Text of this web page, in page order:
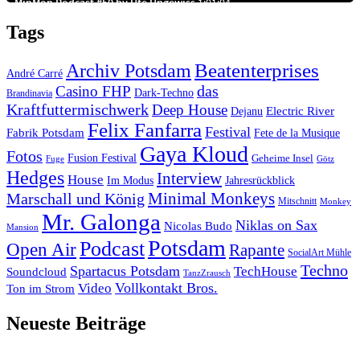
Tags
André Carré Archiv Potsdam Beatenterprises
Brandinavia Casino FHP Dark-Techno das
KraftfuttermischwerkDeep House Dejanu Electric River
Fabrik Potsdam Felix Fanfarra Festival Fete de la Musique
Fotos Fuge Fusion Festival Gaya Kloud Geheime Insel Götz
Hedges House Im Modus Interview Jahresrückblick
Marschall und König Minimal Monkeys Mitschnitt Monkey
Mansion Mr. Galonga Nicolas Budo Niklas on Sax
Open AirPodcastPotsdam Rapante SocialArt Mühle
Soundcloud Spartacus Potsdam TanzZrausch TechHouse Techno
Ton im Strom Video Vollkontakt Bros.
Neueste Beiträge